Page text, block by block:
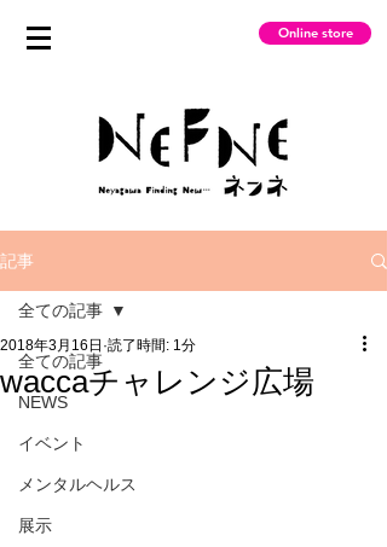
Online store
記事
全ての記事
NEWS
イベント
メンタルヘルス
展示
全ての記事
waccaチャレンジ広場
2018年3月16日 読了時間: 1分